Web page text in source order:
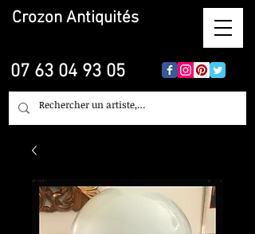
Crozon Antiquités
07 63 04 93 05